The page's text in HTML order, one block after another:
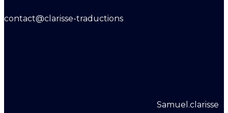
contact@clarisse-traductions
Samuel.clarisse